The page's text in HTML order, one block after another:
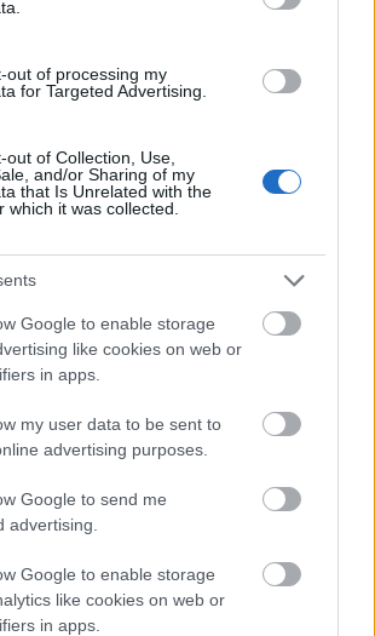
out of processing my
for Targeted Advertising.
out of Collection, Use,
and/or Sharing of my
that Is Unrelated with the
which it was collected.
Google to enable storage
like cookies on web or
in apps.
my user data to be sent to
advertising purposes.
Google to send me
advertising.
Google to enable storage
like cookies on web or
in apps.
επηρεάσει σε μικρό βαθμό την
εταιρείας την επόμενη χρονιά».
επίσης η διοίκηση «η εταιρεία
στον κλάδο των τροφίμων,
παρά τη γενικότερη
δεν φαίνεται να έχει
μεγάλο βαθμό και η ζήτηση
σταθερή σε αντίθεση με
οι οποίοι έχουν δεχθεί ισχυρό
αρκετά σημαντικός λόγω των
να επηρεάσουν τις επιδόσεις και
της εταιρείας».